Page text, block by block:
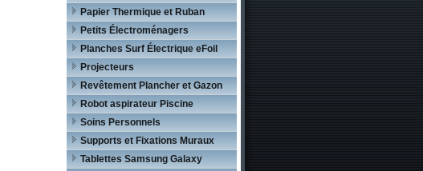
Papier Thermique et Ruban
Petits Électroménagers
Planches Surf Électrique eFoil
Projecteurs
Revêtement Plancher et Gazon
Robot aspirateur Piscine
Soins Personnels
Supports et Fixations Muraux
Tablettes Samsung Galaxy